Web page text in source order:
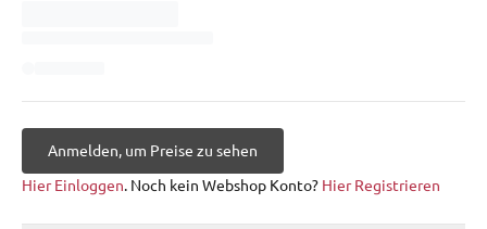
Anmelden, um Preise zu sehen
Hier Einloggen. Noch kein Webshop Konto? Hier Registrieren